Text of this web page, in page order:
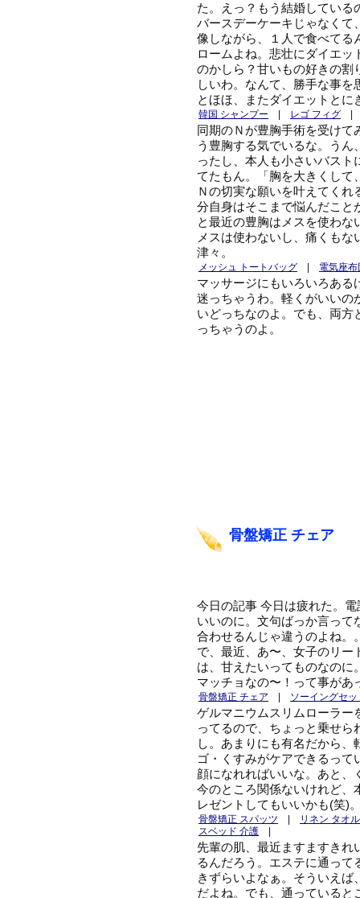
た。えっ？もう結婚している
バースデーケーキじゃなくて
像しながら、１人で食べてる
ロームよね。悲壮にダイエ
のかしら？甘いもの好きの割
しいわ。なんて、勝手な事
とほほ、またダイエットと
韓国 シャンプー レゴ フィグ
同期のＮが豊胸手術を受けて
う豊胸する気でいるな。う
ったし、本人も小さいバス
てたもん。「胸を大きくして
Ｎの切実な願いを叶えてく
分自身はそこまで悩んだこと
と最近の豊胸はメスを使わ
メスは使わないし、痛くも
津々。
メッシュ トートバッグ 電気座布
マッサージにもいろいろある
迷っちゃうわ。軽くがいいの
いどっちなのよ。でも、両方
っちゃうのよ。
骨盤矯正 チェア
今日の記事 今日は疲れた。
いいのに。文句ばっか言って
合わせるんじゃ違うのよね。
で、最近、あ〜、女子のリー
は、甘えたいってものなのに
マッチョなの〜！って事があ
骨盤矯正 チェア ソーイングセ
ゲルマニウムスリムローラ
ってるので、ちょっと乗せ
し。あまりにも有名だから
ゴ・くすみがケアできるっ
顔になれればいいな。あと、
今のところ関係ないけれど、
レゼントしてもいいかも(笑)
骨盤矯正 スパッツ
リネン タオル
スベッド 介護
先輩の肌、最近ますますきれ
るんだろう。エステに通っ
きずらいよなぁ。そういえ
だよね。でも、通っていると